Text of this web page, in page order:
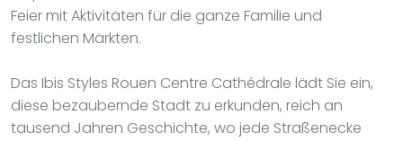
Feier mit Aktivitäten für die ganze Familie und
festlichen Märkten.
Das Ibis Styles Rouen Centre Cathédrale lädt Sie ein,
diese bezaubernde Stadt zu erkunden, reich an
tausend Jahren Geschichte, wo jede Straßenecke